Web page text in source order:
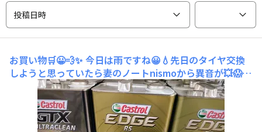
投稿日時
お買い物🛒😀💨✨今日は雨ですね😀💧先日のタイヤ交換
しようと思っていたら妻のノートnismoから異音が💥😱⁉️
コッコッコッと定期的な振動が、、タイヤにデカい石でも
挟まったのかと買い物行く途中に気が付いて引き返しまし
た🥲この音は経験上ハブかな〜と思ってジャッキアップし
ようとしたら、、、リヤタイヤのホイールナットが1個無